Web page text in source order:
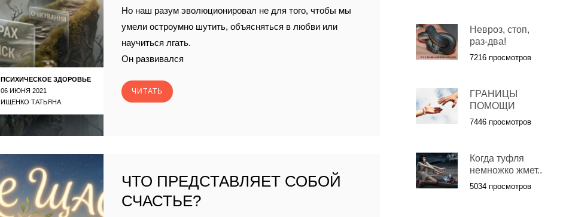
ПСИХИЧЕСКОЕ ЗДОРОВЬЕ
06 ИЮНЯ 2021
ИЩЕНКО ТАТЬЯНА
Но наш разум эволюционировал не для того, чтобы мы
умели остроумно шутить, объясняться в любви или
научиться лгать.
Он развивался
ЧИТАТЬ
ЧТО ПРЕДСТАВЛЯЕТ СОБОЙ
СЧАСТЬЕ?
Невроз, стоп,
раз-два!
7216 просмотров
ГРАНИЦЫ
ПОМОЩИ
7446 просмотров
Когда туфля
немножко жмет..
5034 просмотров